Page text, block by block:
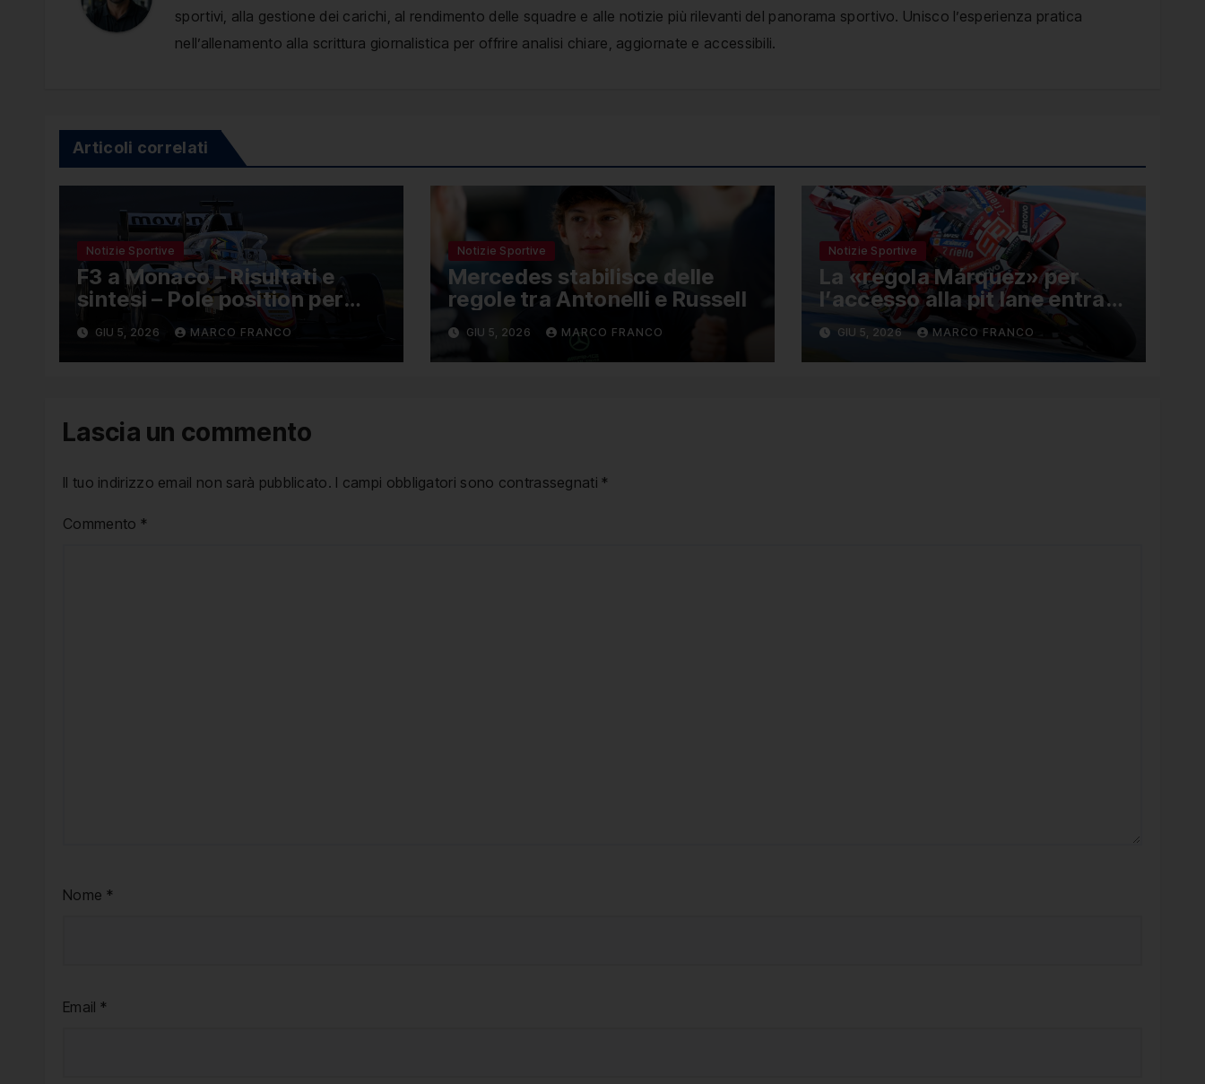
sportivi, alla gestione dei carichi, al rendimento delle squadre e alle notizie più rilevanti del panorama sportivo. Unisco l’esperienza pratica
nell’allenamento alla scrittura giornalistica per offrire analisi chiare, aggiornate e accessibili.
Articoli correlati
Notizie Sportive
F3 a Monaco – Risultati e
sintesi – Pole position per
Nael, Bruno del Pino ottavo
GIU 5, 2026 MARCO FRANCO
Notizie Sportive
Mercedes stabilisce delle
regole tra Antonelli e Russell
GIU 5, 2026 MARCO FRANCO
Notizie Sportive
La «regola Márquez» per
l’accesso alla pit lane entra
ufficialmente a far parte del
regolamento della MotoGP
GIU 5, 2026 MARCO FRANCO
Lascia un commento
Il tuo indirizzo email non sarà pubblicato. I campi obbligatori sono contrassegnati *
Commento *
Nome *
Email *